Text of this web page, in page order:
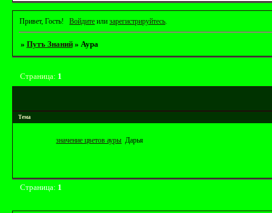
Привет, Гость! Войдите илизарегистрируйтесь
» Путъ Знаний » Аура
Страница: 1
Тема
значение цветов ауры Дарья
Страница: 1